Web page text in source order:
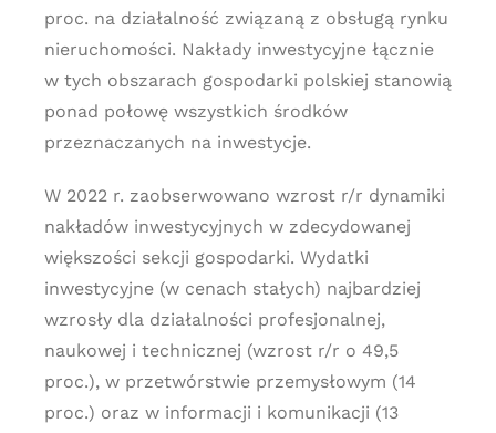
proc. na działalność związaną z obsługą rynku
nieruchomości. Nakłady inwestycyjne łącznie
w tych obszarach gospodarki polskiej stanowią
ponad połowę wszystkich środków
przeznaczanych na inwestycje.
W 2022 r. zaobserwowano wzrost r/r dynamiki
nakładów inwestycyjnych w zdecydowanej
większości sekcji gospodarki. Wydatki
inwestycyjne (w cenach stałych) najbardziej
wzrosły dla działalności profesjonalnej,
naukowej i technicznej (wzrost r/r o 49,5
proc.), w przetwórstwie przemysłowym (14
proc.) oraz w informacji i komunikacji (13